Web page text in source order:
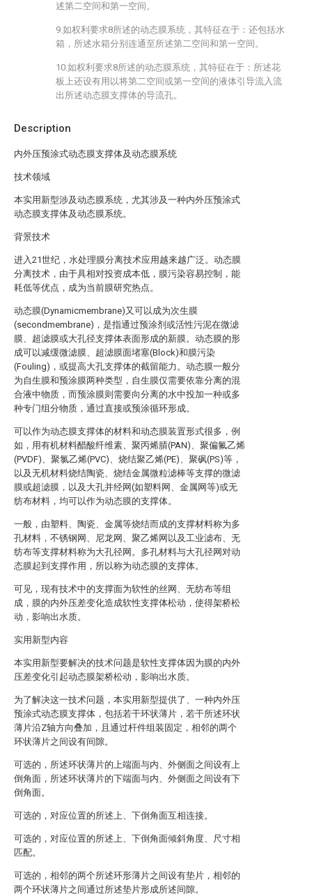
Description
内外压预涂式动态膜支撑体及动态膜系统
技术领域
本实用新型涉及动态膜系统，尤其涉及一种内外压预涂式
动态膜支撑体及动态膜系统。
背景技术
进入21世纪，水处理膜分离技术应用越来越广泛。动态膜
分离技术，由于具相对投资成本低，膜污染容易控制，能
耗低等优点，成为当前膜研究热点。
动态膜(Dynamicmembrane)又可以成为次生膜
(secondmembrane)，是指通过预涂剂或活性污泥在微滤
膜、超滤膜或大孔径支撑体表面形成的新膜。动态膜的形
成可以减缓微滤膜、超滤膜面堵塞(Block)和膜污染
(Fouling)，或提高大孔支撑体的截留能力。动态膜一般分
为自生膜和预涂膜两种类型，自生膜仅需要依靠分离的混
合液中物质，而预涂膜则需要向分离的水中投加一种或多
种专门组分物质，通过直接或预涂循环形成。
可以作为动态膜支撑体的材料和动态膜装置形式很多，例
如，用有机材料醋酸纤维素、聚丙烯腈(PAN)、聚偏氟乙烯
(PVDF)、聚氯乙烯(PVC)、烧结聚乙烯(PE)、聚砜(PS)等，
以及无机材料烧结陶瓷、烧结金属微粒滤棒等支撑的微滤
膜或超滤膜，以及大孔并经网(如塑料网、金属网等)或无
纺布材料，均可以作为动态膜的支撑体。
一般，由塑料、陶瓷、金属等烧结而成的支撑材料称为多
孔材料，不锈钢网、尼龙网、聚乙烯网以及工业滤布、无
纺布等支撑材料称为大孔径网。多孔材料与大孔径网对动
态膜起到支撑作用，所以称为动态膜的支撑体。
可见，现有技术中的支撑面为软性的丝网、无纺布等组
成，膜的内外压差变化造成软性支撑体松动，使得架桥松
动，影响出水质。
实用新型内容
本实用新型要解决的技术问题是软性支撑体因为膜的内外
压差变化引起动态膜架桥松动，影响出水质。
为了解决这一技术问题，本实用新型提供了、一种内外压
预涂式动态膜支撑体，包括若干环状薄片，若干所述环状
薄片沿Z轴方向叠加，且通过杆件组装固定，相邻的两个
环状薄片之间设有间隙。
可选的，所述环状薄片的上端面与内、外侧面之间设有上
倒角面，所述环状薄片的下端面与内、外侧面之间设有下
倒角面。
可选的，对应位置的所述上、下倒角面互相连接。
可选的，对应位置的所述上、下倒角面倾斜角度、尺寸相
匹配。
可选的，相邻的两个所述环形薄片之间设有垫片，相邻的
两个环状薄片之间通过所述垫片形成所述间隙。
述第二空间和第一空间。
9.如权利要求8所述的动态膜系统，其特征在于：还包括水
箱，所述水箱分别连通至所述第二空间和第一空间。
10.如权利要求8所述的动态膜系统，其特征在于：所述花
板上还设有用以将第二空间或第一空间的液体引导流入流
出所述动态膜支撑体的导流孔。